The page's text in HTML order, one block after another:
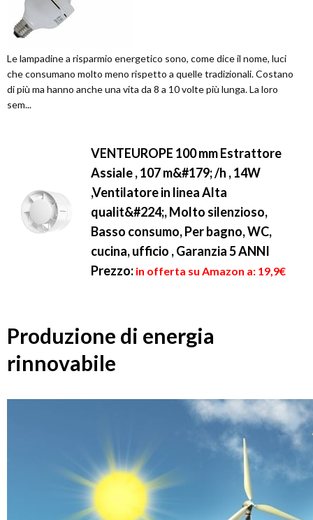
Le lampadine a risparmio energetico sono, come dice il nome, luci
che consumano molto meno rispetto a quelle tradizionali. Costano
di più ma hanno anche una vita da 8 a 10 volte più lunga. La loro
sem...
VENTEUROPE 100 mm Estrattore
Assiale , 107 m&#179; /h , 14W
,Ventilatore in linea Alta
qualit&#224;, Molto silenzioso,
Basso consumo, Per bagno, WC,
cucina, ufficio , Garanzia 5 ANNI
Prezzo: in offerta su Amazon a: 19,9€
Produzione di energia
rinnovabile